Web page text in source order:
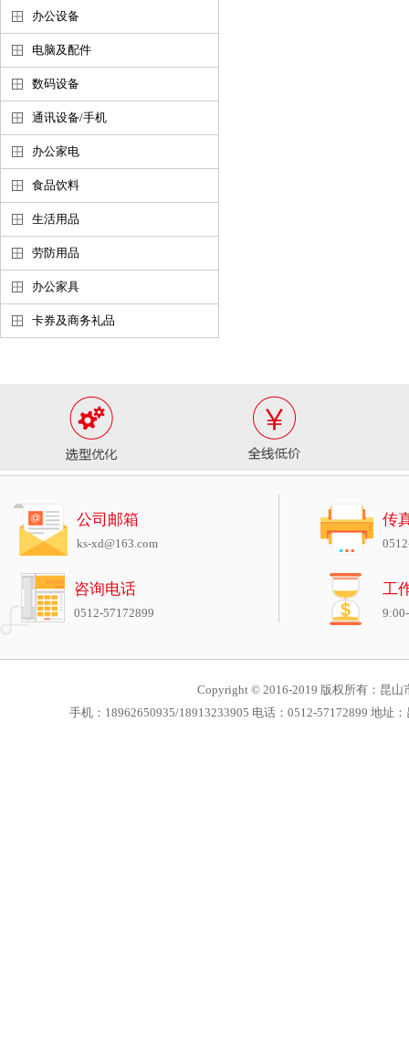
办公设备
电脑及配件
数码设备
通讯设备/手机
办公家电
食品饮料
生活用品
劳防用品
办公家具
卡券及商务礼品
公司邮箱
ks-xd@163.com
咨询电话
0512-57172899
传
工
Copyright © 2016-2019 版权所有：昆山
手机：18962650935/18913233905 电话：0512-57172899 地址